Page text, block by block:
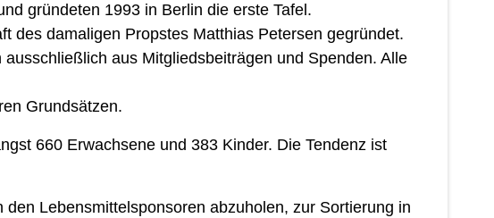
gründeten 1993 in Berlin die erste Tafel.
des damaligen Propstes Matthias Petersen gegründet.
aus Mitgliedsbeiträgen und Spenden. Alle
Grundsätzen.
660 Erwachsene und 383 Kinder. Die Tendenz ist
Lebensmittelsponsoren abzuholen, zur Sortierung in